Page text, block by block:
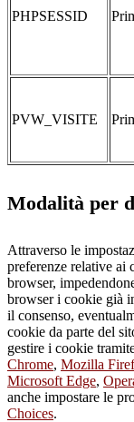
PHPSESSID
PVW_VISITE
Modalità per
Attraverso le
preferenze relative ai
browser,
browser i cookie già
il consenso,
cookie da parte del
gestire i cookie
Chrome, Mozilla
Microsoft Edge,
anche impostare le
Choices.